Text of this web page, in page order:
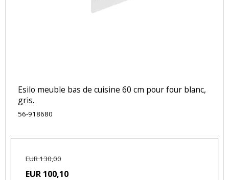
Esilo meuble bas de cuisine 60 cm pour four blanc,
gris.
56-918680
EUR 130,00
EUR 100,10